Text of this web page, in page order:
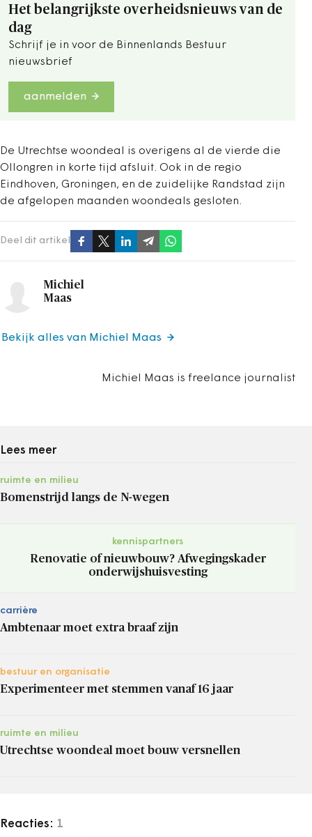
Het belangrijkste overheidsnieuws van de
dag
Schrijf je in voor de Binnenlands Bestuur
nieuwsbrief
aanmelden
De Utrechtse woondeal is overigens al de vierde die
Ollongren in korte tijd afsluit. Ook in de regio
Eindhoven, Groningen, en de zuidelijke Randstad zijn
de afgelopen maanden woondeals gesloten.
Deel dit artikel
Michiel
Maas
Michiel Maas is freelance journalist
Bekijk alles van Michiel Maas
Lees meer
ruimte en milieu
Bomenstrijd langs de N-wegen
kennispartners
Renovatie of nieuwbouw? Afwegingskader
onderwijshuisvesting
carrière
Ambtenaar moet extra braaf zijn
bestuur en organisatie
Experimenteer met stemmen vanaf 16 jaar
ruimte en milieu
Utrechtse woondeal moet bouw versnellen
Reacties: 1